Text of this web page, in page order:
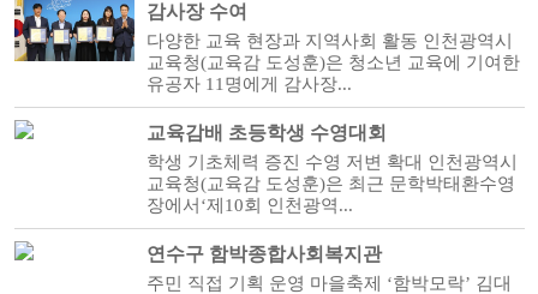
감사장 수여
다양한 교육 현장과 지역사회 활동 인천광역시
교육청(교육감 도성훈)은 청소년 교육에 기여한
유공자 11명에게 감사장...
교육감배 초등학생 수영대회
학생 기초체력 증진 수영 저변 확대 인천광역시
교육청(교육감 도성훈)은 최근 문학박태환수영
장에서‘제10회 인천광역...
연수구 함박종합사회복지관
주민 직접 기획 운영 마을축제 ‘함박모락’ 김대